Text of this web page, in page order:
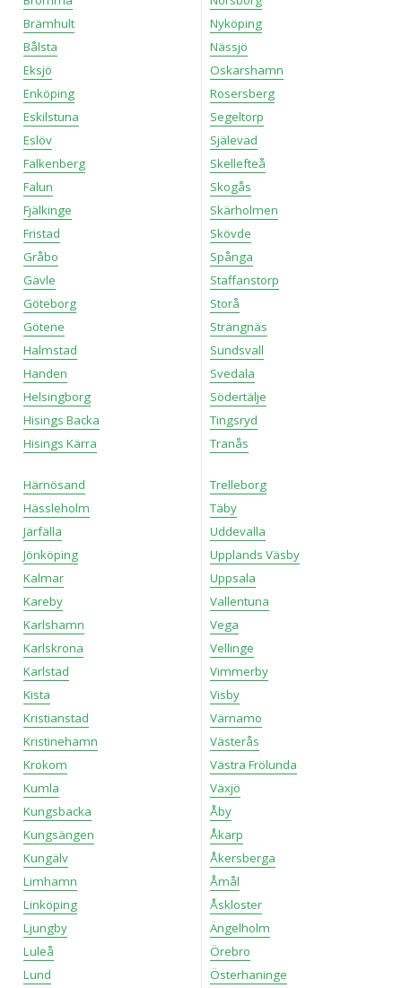
Brämhult
Bålsta
Eksjö
Enköping
Eskilstuna
Eslöv
Falkenberg
Falun
Fjälkinge
Fristad
Gråbo
Gävle
Göteborg
Götene
Halmstad
Handen
Helsingborg
Hisings Backa
Hisings Kärra
Härnösand
Hässleholm
Järfälla
Jönköping
Kalmar
Kareby
Karlshamn
Karlskrona
Karlstad
Kista
Kristianstad
Kristinehamn
Krokom
Kumla
Kungsbacka
Kungsängen
Kungälv
Limhamn
Linköping
Ljungby
Luleå
Lund
Nyköping
Nässjö
Oskarshamn
Rosersberg
Segeltorp
Själevad
Skellefteå
Skogås
Skärholmen
Skövde
Spånga
Staffanstorp
Storå
Strängnäs
Sundsvall
Svedala
Södertälje
Tingsryd
Tranås
Trelleborg
Täby
Uddevalla
Upplands Väsby
Uppsala
Vallentuna
Vega
Vellinge
Vimmerby
Visby
Värnamo
Västerås
Västra Frölunda
Växjö
Åby
Åkarp
Åkersberga
Åmål
Åskloster
Ängelholm
Örebro
Österhaninge